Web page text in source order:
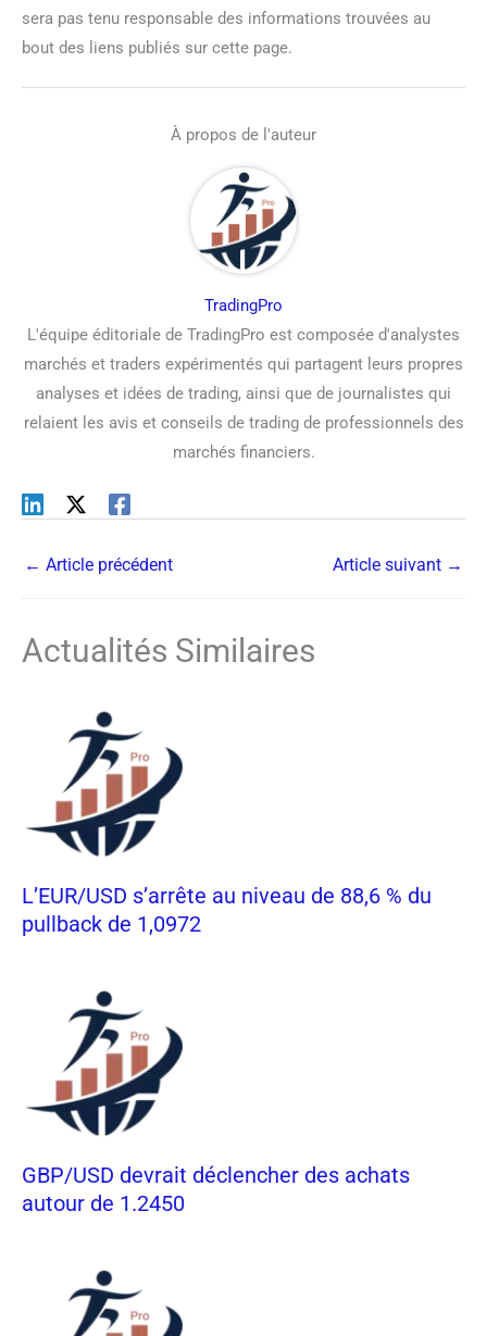
sera pas tenu responsable des informations trouvées au
bout des liens publiés sur cette page.
À propos de l'auteur
TradingPro
L'équipe éditoriale de TradingPro est composée d'analystes
marchés et traders expérimentés qui partagent leurs propres
analyses et idées de trading, ainsi que de journalistes qui
relaient les avis et conseils de trading de professionnels des
marchés financiers.
← Article précédent Article suivant →
Actualités Similaires
L’EUR/USD s’arrête au niveau de 88,6 % du
pullback de 1,0972
GBP/USD devrait déclencher des achats
autour de 1.2450